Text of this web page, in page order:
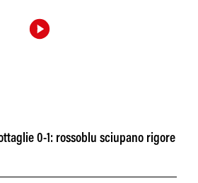
0-1: rossoblu sciupano rigore